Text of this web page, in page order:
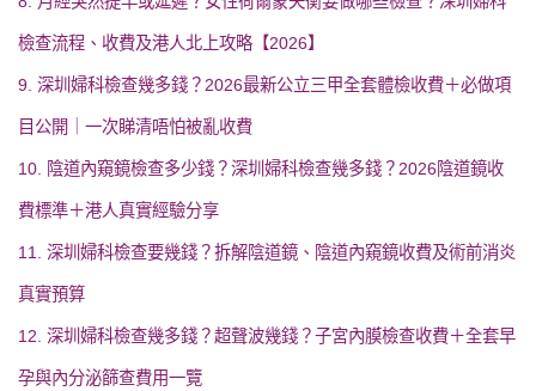
檢查流程、收費及港人北上攻略【2026】
9. 深圳婦科檢查幾多錢？2026最新公立三甲全套體檢收費＋必做項
目公開｜一次睇清唔怕被亂收費
10. 陰道內窺鏡檢查多少錢？深圳婦科檢查幾多錢？2026陰道鏡收
費標準＋港人真實經驗分享
11. 深圳婦科檢查要幾錢？拆解陰道鏡、陰道內窺鏡收費及術前消炎
真實預算
12. 深圳婦科檢查幾多錢？超聲波幾錢？子宮內膜檢查收費＋全套早
孕與內分泌篩查費用一覽